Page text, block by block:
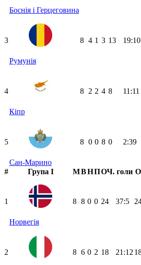
Боснія і Герцеговина
3
Румунія
8 4 1 3 13 19:10
4
Кіпр
8 2 2 4 8 11:11
5
Сан-Марино
8 0 0 8 0 2:39
# Група I МВНПОЧ. голи О
1
Норвегія
8 8 0 0 24 37:5
2 8 6 0 2 18 21:12